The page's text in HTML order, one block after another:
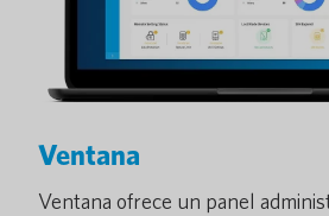
Ventana
Ventana ofrece un panel